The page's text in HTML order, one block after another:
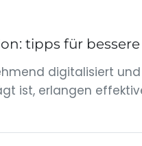
tipps für
digitalisiert
ist, erlangen